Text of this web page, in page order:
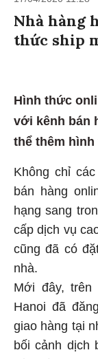
Nhà hàng
thức ship
Hình thức
với kênh bán
thể thêm
Không chỉ
bán hàng
hạng sang
cấp dịch vụ
cũng đã có
nhà.
Mới đây, trên
Hanoi đã
giao hàng tại
bối cảnh dịch